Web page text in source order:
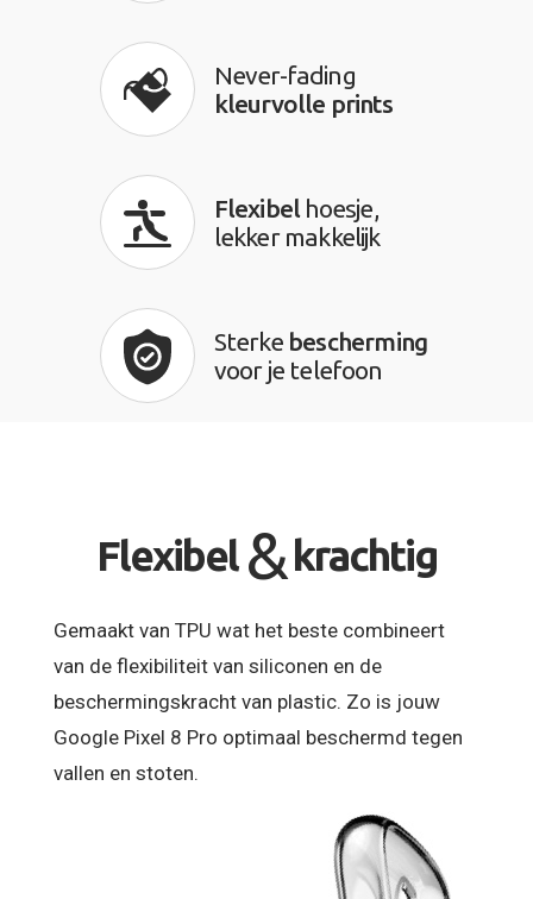
Never-fading
kleurvolle prints
Flexibelhoesje,
lekker makkelijk
Sterke bescherming
voor je telefoon
Flexibel &krachtig
Gemaakt van TPU wat het beste combineert
van de flexibiliteit van siliconen en de
beschermingskracht van plastic. Zo is jouw
Google Pixel 8 Pro optimaal beschermd tegen
vallen en stoten.